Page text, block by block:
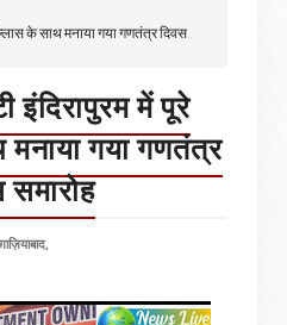
के साथ मनाया गया गणतंत्र दिवस
इंदिरापुरम में पूरे
मनाया गया गणतंत्र
समारोह
ग़ाज़ियाबाद,